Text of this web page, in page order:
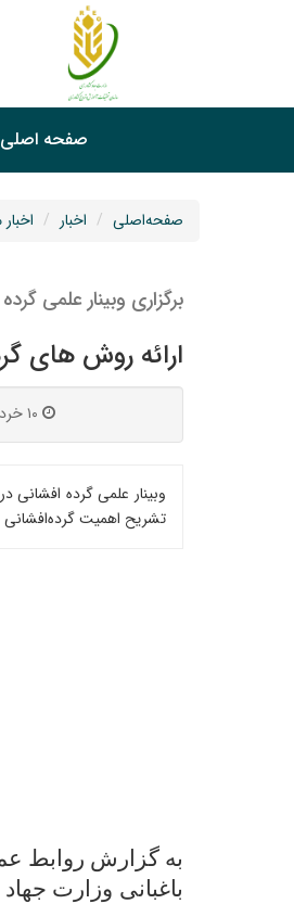
صفحه اصلی
صفحه‌اصلی اخبار
برگزاری وبینار علمی
ارائه روش های
۱۰ خرداد ۱۴۰۵ | ۱۱:۵۴
وبینار علمی گرده
تشریح اهمیت گرده‌افشانی
به گزارش روابط
باغبانی وزارت